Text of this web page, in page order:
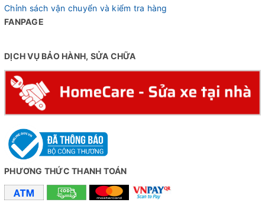
Chỉnh sách vận chuyển và kiểm tra hàng
FANPAGE
DỊCH VỤ BẢO HÀNH, SỬA CHỮA
PHƯƠNG THỨC THANH TOÁN